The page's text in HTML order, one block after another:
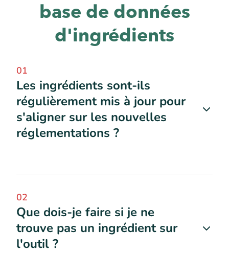
base de données
d'ingrédients
01
Les ingrédients sont-ils
régulièrement mis à jour pour
s'aligner sur les nouvelles
réglementations ?
02
Que dois-je faire si je ne
trouve pas un ingrédient sur
l'outil ?